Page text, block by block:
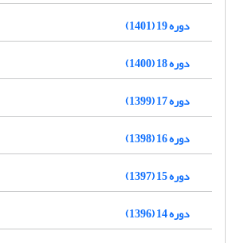
دوره 19 (1401)
دوره 18 (1400)
دوره 17 (1399)
دوره 16 (1398)
دوره 15 (1397)
دوره 14 (1396)